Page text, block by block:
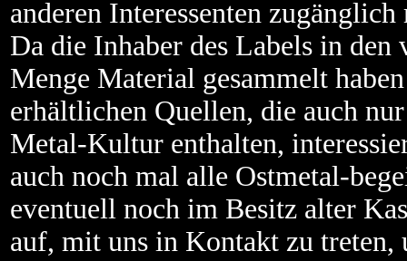
anderen Interessenten zugänglich
Da die Inhaber des Labels in den
Menge Material gesammelt
erhältlichen Quellen, die auch
Metal-Kultur enthalten,
auch noch mal alle Ostmetal-
eventuell noch im Besitz alter
auf, mit uns in Kontakt zu treten,